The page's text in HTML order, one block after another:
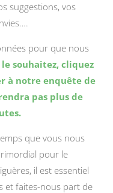
suggestions, vos
pour que nous
le souhaitez, cliquez
à notre enquête de
pas plus de
que vous nous
pour le
il est essentiel
et faites-nous part de